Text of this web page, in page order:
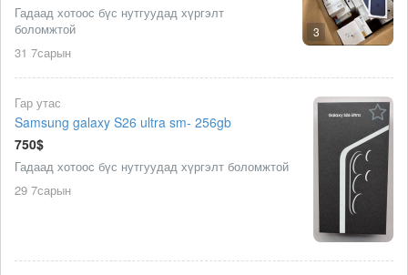
3
Гадаад хотоос бүс нутгуудад хүргэлт
боломжтой
31 7сарын
Гар утас
Samsung galaxy S26 ultra sm- 256gb
750$
Гадаад хотоос бүс нутгуудад хүргэлт боломжтой
29 7сарын